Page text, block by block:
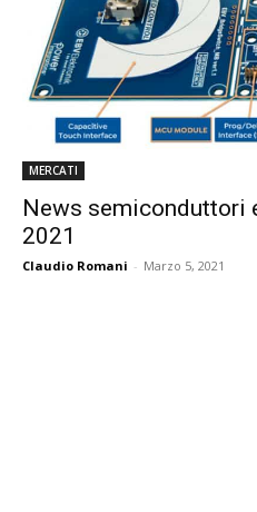
MERCATI
News semiconduttori
2021
Claudio Romani - Marzo 5, 2021